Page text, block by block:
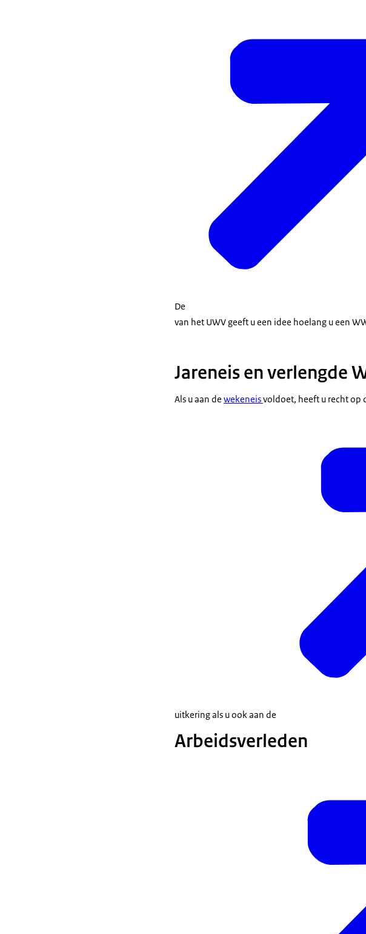
De
van het UWV geeft u een idee hoelang u een
Jareneis en verlengde
Als u aan de wekeneisvoldoet, heeft u recht op
uitkering als u ook aan de
Arbeidsverleden